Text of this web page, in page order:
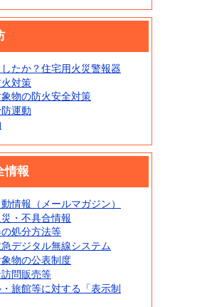
たか？住宅用火災警報器
対策
物の防火安全対策
運動
情報
情報（メールマガジン）
・不具合情報
処分方法等
デジタル無線システム
物の公表制度
問販売等
旅館等に対する「表示制